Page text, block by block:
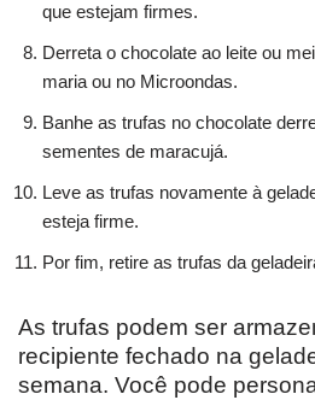
que estejam firmes.
Derreta o chocolate ao leite ou
maria ou no Microondas.
Banhe as trufas no chocolate
sementes de maracujá.
Leve as trufas novamente à
esteja firme.
Por fim, retire as trufas da
As trufas podem ser
recipiente fechado na
semana. Você pode